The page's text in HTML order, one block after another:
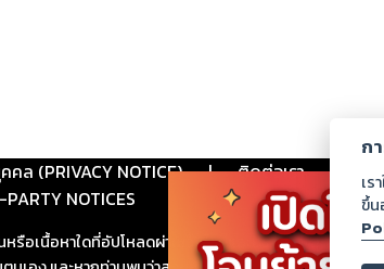
ล (PRIVACY NOTICE) | ติดต่อเรา
NOTICES
เนื้อหาใดที่อัปโหลดผ่านเว็บไซต์และปรากฏว่าละเมิดสิ
ก
เร
ขึ้น